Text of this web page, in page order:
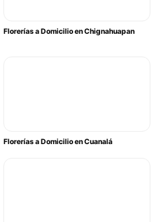
Florerías a Domicilio en Chignahuapan
Florerías a Domicilio en Cuanalá